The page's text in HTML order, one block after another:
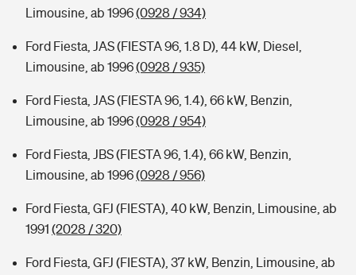
Limousine, ab 1996(0928 / 934)
Ford Fiesta, JAS (FIESTA 96, 1.8 D), 44 kW, Diesel,
Limousine, ab 1996(0928 / 935)
Ford Fiesta, JAS (FIESTA 96, 1.4), 66 kW, Benzin,
Limousine, ab 1996(0928 / 954)
Ford Fiesta, JBS (FIESTA 96, 1.4), 66 kW, Benzin,
Limousine, ab 1996(0928 / 956)
Ford Fiesta, GFJ (FIESTA), 40 kW, Benzin, Limousine, ab
1991 (2028 / 320)
Ford Fiesta, GFJ (FIESTA), 37 kW, Benzin, Limousine, ab